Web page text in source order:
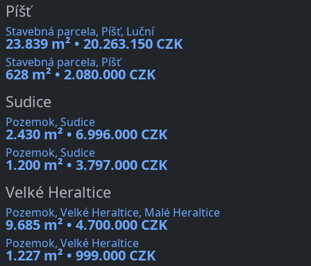
Píšť
Stavebná parcela, Píšť, Luční
23.839 m² • 20.263.150 CZK
Stavebná parcela, Píšť
628 m² • 2.080.000 CZK
Sudice
Pozemok, Sudice
2.430 m² • 6.996.000 CZK
Pozemok, Sudice
1.200 m² • 3.797.000 CZK
Velké Heraltice
Pozemok, Velké Heraltice, Malé Heraltice
9.685 m² • 4.700.000 CZK
Pozemok, Velké Heraltice
1.227 m² • 999.000 CZK